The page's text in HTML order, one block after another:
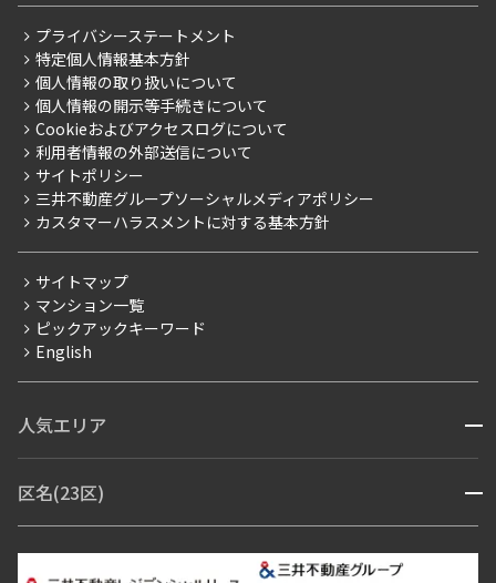
こだわりから探す
こだわり一覧
プレミアムマンション
新築
当社限定（港区・渋谷区）
当社限定（港区・渋谷区以外）
三井不動産企画
賃料改定
フリーレント
ペット可
ブランドマンション
ご入居・提携サービス
お部屋探しからご契約まで
よくあるご質問
社宅紹介
【仲介会社様向け】当社仲介事業部取り扱い物件入居申込
会社情報
事業案内
採用情報
ニュースリリース
お問い合わせ
プライバシーステートメント
特定個人情報基本方針
個人情報の取り扱いについて
個人情報の開示等手続きについて
Cookieおよびアクセスログについて
利用者情報の外部送信について
サイトポリシー
三井不動産グループソーシャルメディアポリシー
カスタマーハラスメントに対する基本方針
サイトマップ
マンション一覧
ピックアックキーワード
English
人気エリア 開閉
青山・表参道・原宿
市ヶ谷・神楽坂・飯田橋
三田・芝・浜松町
区名(23区) 開閉
江東区 台東区 墨田区
中野区